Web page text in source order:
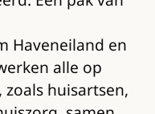
Haveneiland en
alle op
huisartsen,